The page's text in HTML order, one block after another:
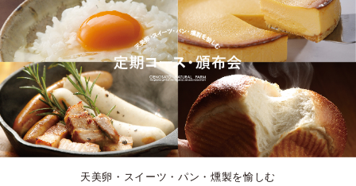
天美卵・スイーツ・パン・燻製を愉しむ